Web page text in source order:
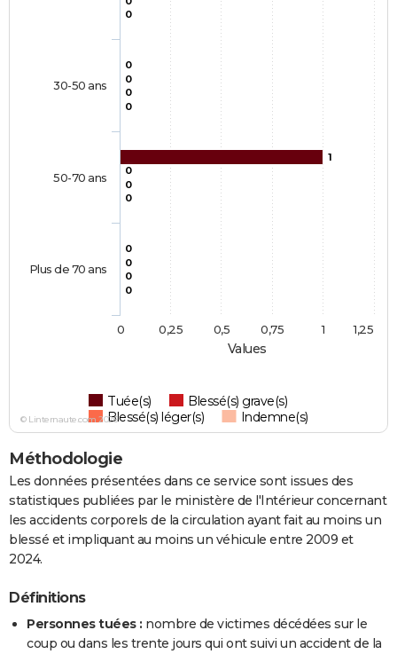
Values
0
1
0
0
0
0
0
0
0
0
0
0
0
Tuée(s)
Blessé(s) grave(s)
Blessé(s) léger(s)
Indemne(s)
30-50 ans
50-70 ans
Plus de 70 ans
0 1
0,25 0,5 0,75 1,25
© Linternaute.com 2026
Méthodologie
Les données présentées dans ce service sont issues des
statistiques publiées par le ministère de l'Intérieur concernant
les accidents corporels de la circulation ayant fait au moins un
blessé et impliquant au moins un véhicule entre 2009 et
2024.
Définitions
Personnes tuées : nombre de victimes décédées sur le
coup ou dans les trente jours qui ont suivi un accident de la